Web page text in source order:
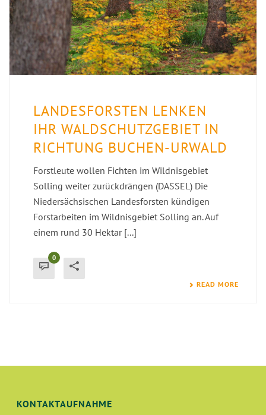
LANDESFORSTEN LENKEN
IHR WALDSCHUTZGEBIET IN
RICHTUNG BUCHEN-URWALD
Forstleute wollen Fichten im Wildnisgebiet
Solling weiter zurückdrängen (DASSEL) Die
Niedersächsischen Landesforsten kündigen
Forstarbeiten im Wildnisgebiet Solling an. Auf
einem rund 30 Hektar [...]
0
READ MORE
KONTAKTAUFNAHME